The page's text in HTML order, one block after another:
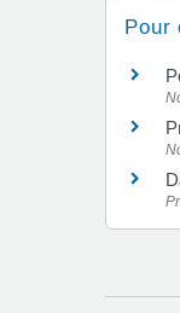
Pour